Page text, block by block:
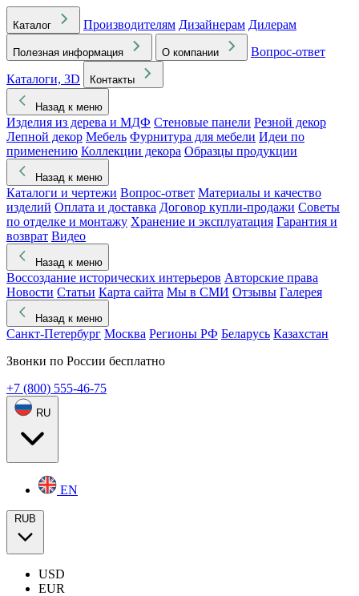
Каталог Производителям Дизайнерам Дилерам
Полезная информация О компании
Вопрос-ответ
Каталоги, 3D
Контакты
Назад к меню
Изделия из дерева и МДФ Стеновые панели Резной декор
Лепной декор Мебель Фурнитура для мебели Идеи по
применению Коллекции декора Образцы продукции
Назад к меню
Каталоги и чертежи Вопрос-ответ Материалы и качество
изделий Оплата и доставка Договор купли-продажи Советы
по отделке и монтажу Хранение и эксплуатация Гарантия и
возврат Видео
Назад к меню
Воссоздание исторических интерьеров Авторские права
Новости Статьи Карта сайта Мы в СМИ Отзывы Галерея
Назад к меню
Санкт-Петербург Москва Регионы РФ Беларусь Казахстан
Звонки по России бесплатно
+7 (800) 555-46-75
RU
EN
RUB
USD
EUR